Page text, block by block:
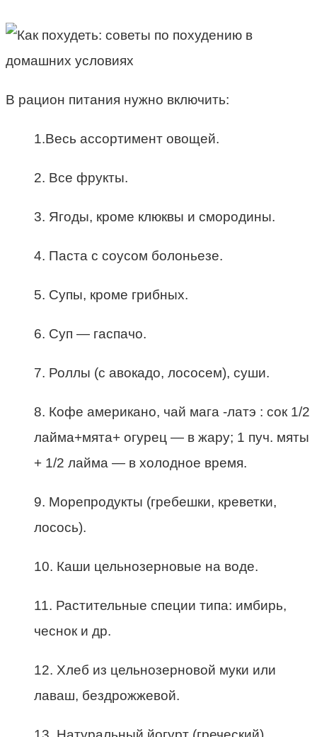
В рацион питания нужно включить:
1.Весь ассортимент овощей.
2. Все фрукты.
3. Ягоды, кроме клюквы и смородины.
4. Паста с соусом болоньезе.
5. Супы, кроме грибных.
6. Суп — гаспачо.
7. Роллы (с авокадо, лососем), суши.
8. Кофе американо, чай мага -латэ : сок 1/2
лайма+мята+ огурец — в жару; 1 пуч. мяты
+ 1/2 лайма — в холодное время.
9. Морепродукты (гребешки, креветки,
лосось).
10. Каши цельнозерновые на воде.
11. Растительные специи типа: имбирь,
чеснок и др.
12. Хлеб из цельнозерновой муки или
лаваш, бездрожжевой.